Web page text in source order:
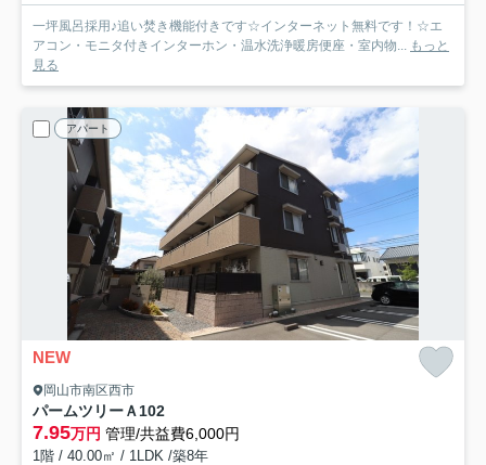
一坪風呂採用♪追い焚き機能付きです☆インターネット無料です！☆エ
アコン・モニタ付きインターホン・温水洗浄暖房便座・室内物... もっと
見る
アパート
NEW
岡山市南区西市
パームツリーＡ102
7.95万円 管理/共益費6,000円
1階 / 40.00㎡ / 1LDK /築8年